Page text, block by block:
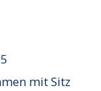
mit Sitz